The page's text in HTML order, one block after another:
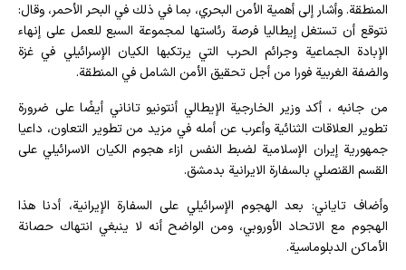
المنطقة. وأشار إلى أهمية الأمن البحري، بما في ذلك في البحر الأحمر، وقال:
نتوقع أن تستغل إيطاليا فرصة رئاستها لمجموعة السبع للعمل على إنهاء
الإبادة الجماعية وجرائم الحرب التي يرتكبها الكيان الإسرائيلي في غزة
والضفة الغربية فورا من أجل تحقيق الأمن الشامل في المنطقة.
من جانبه ، أكد وزير الخارجية الإيطالي أنتونيو تاناني أيضًا على ضرورة
تطوير العلاقات الثنائية وأعرب عن أمله في مزيد من تطوير التعاون، داعيا
جمهورية إيران الإسلامية لضبط النفس ازاء هجوم الكيان الاسرائيلي على
القسم القنصلي بالسفارة الايرانية بدمشق.
وأضاف تاياني: بعد الهجوم الإسرائيلي على السفارة الإيرانية، أدنا هذا
الهجوم مع الاتحاد الأوروبي، ومن الواضح أنه لا ينبغي انتهاك حصانة
الأماكن الدبلوماسية.